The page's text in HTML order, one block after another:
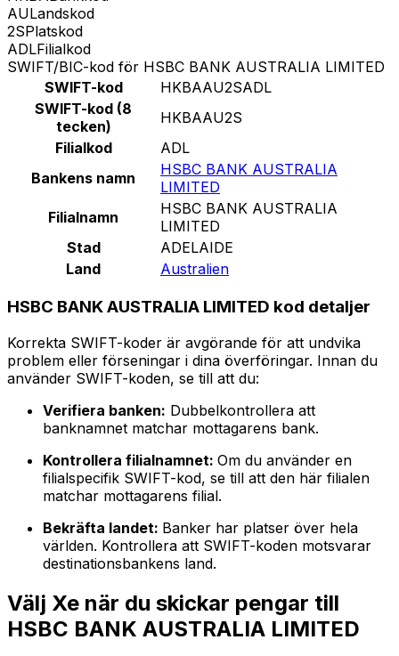
AULandskod
2SPlatskod
ADLFilialkod
SWIFT/BIC-kod för HSBC BANK AUSTRALIA LIMITED
SWIFT-kod
HKBAAU2SADL
SWIFT-kod (8
tecken)
HKBAAU2S
Filialkod
ADL
Bankens namn
HSBC BANK AUSTRALIA
LIMITED
Filialnamn
HSBC BANK AUSTRALIA
LIMITED
Stad
ADELAIDE
Land
Australien
HSBC BANK AUSTRALIA LIMITED kod detaljer
Korrekta SWIFT-koder är avgörande för att undvika
problem eller förseningar i dina överföringar. Innan du
använder SWIFT-koden, se till att du:
Verifiera banken: Dubbelkontrollera att
banknamnet matchar mottagarens bank.
Kontrollera filialnamnet: Om du använder en
filialspecifik SWIFT-kod, se till att den här filialen
matchar mottagarens filial.
Bekräfta landet: Banker har platser över hela
världen. Kontrollera att SWIFT-koden motsvarar
destinationsbankens land.
Välj Xe när du skickar pengar till
HSBC BANK AUSTRALIA LIMITED